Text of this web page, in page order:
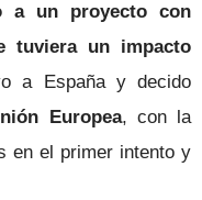
a un proyecto con
tuviera un impacto
a España y decido
Europea, con la
en el primer intento y